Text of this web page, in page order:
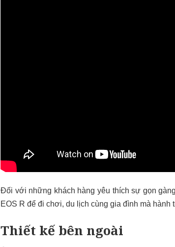
Đối với những khách hàng yêu thích sự gọn
EOS R để đi chơi, du lịch cùng gia đình mà
Thiết kế bên ngoài